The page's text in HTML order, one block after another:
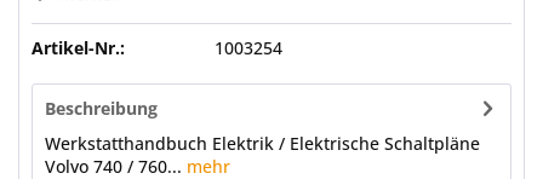
Artikel-Nr.: 1003254
Beschreibung
Werkstatthandbuch Elektrik / Elektrische Schaltpläne
Volvo 740 / 760... mehr